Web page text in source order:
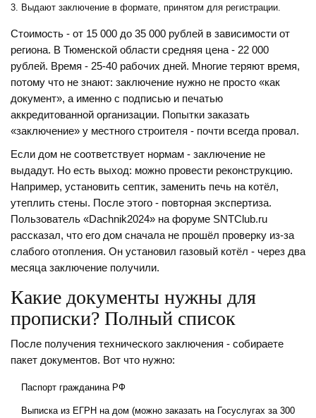
Выдают заключение в формате, принятом для регистрации.
Стоимость - от 15 000 до 35 000 рублей в зависимости от
региона. В Тюменской области средняя цена - 22 000
рублей. Время - 25-40 рабочих дней. Многие теряют время,
потому что не знают: заключение нужно не просто «как
документ», а именно с подписью и печатью
аккредитованной организации. Попытки заказать
«заключение» у местного строителя - почти всегда провал.
Если дом не соответствует нормам - заключение не
выдадут. Но есть выход: можно провести реконструкцию.
Например, установить септик, заменить печь на котёл,
утеплить стены. После этого - повторная экспертиза.
Пользователь «Dachnik2024» на форуме SNTClub.ru
рассказал, что его дом сначала не прошёл проверку из-за
слабого отопления. Он установил газовый котёл - через два
месяца заключение получили.
Какие документы нужны для
прописки? Полный список
После получения технического заключения - собираете
пакет документов. Вот что нужно:
Паспорт гражданина РФ
Выписка из ЕГРН на дом (можно заказать на Госуслугах за 300